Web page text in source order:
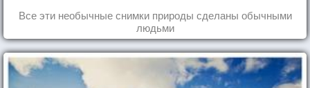
Все эти необычные снимки природы сделаны обычными
людьми